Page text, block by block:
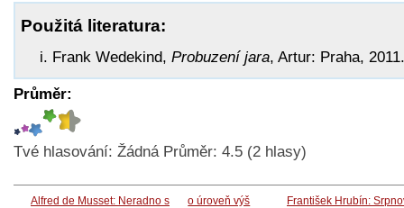
Použitá literatura:
Frank Wedekind, Probuzení jara, Artur: Praha, 2011.
Průměr:
Tvé hlasování: Žádná Průměr: 4.5 (2 hlasy)
Alfred de Musset: Neradno s
o úroveň výš
František Hrubín: